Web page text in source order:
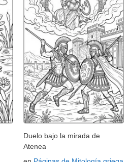
Duelo bajo la mirada de
Atenea